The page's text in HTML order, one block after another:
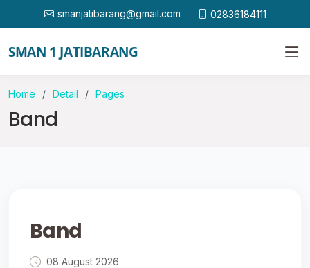
smanjatibarang@gmail.com 02836184111
SMAN 1 JATIBARANG
Home Detail Pages
Band
Band
08 August 2026